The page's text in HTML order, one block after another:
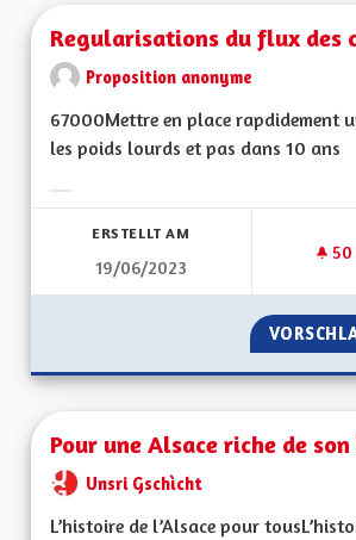
Regularisations du flux des
Proposition anonyme
67000Mettre en place rapdidement
les poids lourds et pas dans 10 ans
ERSTELLT AM
19/06/2023
50
Pour une Alsace riche de
Unsri Gschìcht
L’histoire de l’Alsace pour